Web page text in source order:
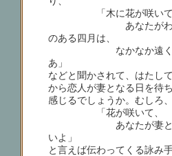
「木に花が咲いて
あなたがわたし
のある四月は、
なかなか遠くにも
あ」
などと聞かされて、はたし
から恋人が妻となる日を待
感じるでしょうか。むしろ、
「花が咲いて、
あなたが妻となる
いよ」
と言えば伝わってくる詠み